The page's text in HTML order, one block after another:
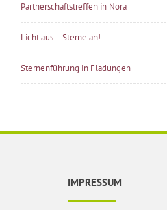
Partnerschaftstreffen in Nora
Licht aus – Sterne an!
Sternenführung in Fladungen
IMPRESSUM